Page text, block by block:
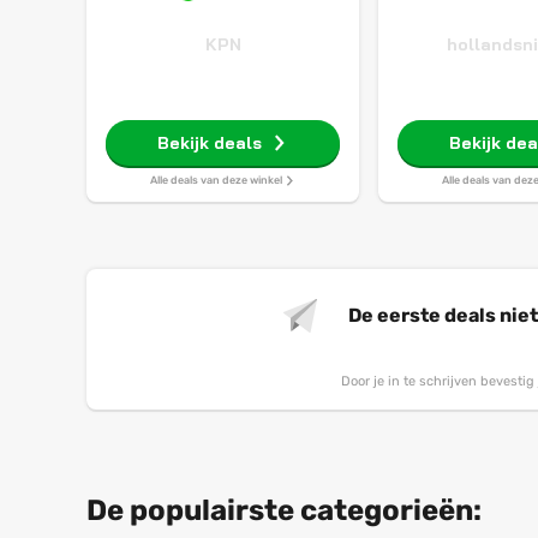
KPN
Bekijk deals
Alle deals van deze winkel
Bekijk
Alle deals van
De eerste deals
Door je in te schrijven
De populairste categorieën: